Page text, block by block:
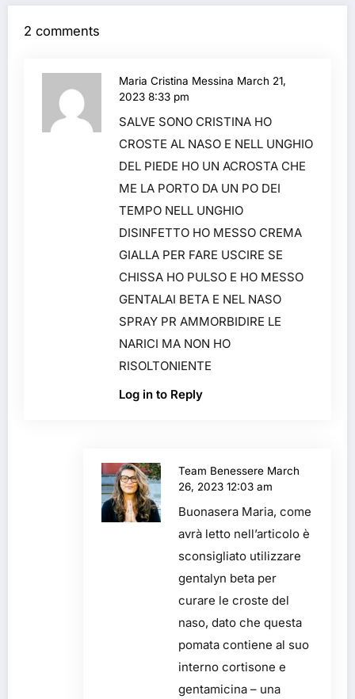
2 comments
Maria Cristina Messina March 21,
2023 8:33 pm
SALVE SONO CRISTINA HO
CROSTE AL NASO E NELL UNGHIO
DEL PIEDE HO UN ACROSTA CHE
ME LA PORTO DA UN PO DEI
TEMPO NELL UNGHIO
DISINFETTO HO MESSO CREMA
GIALLA PER FARE USCIRE SE
CHISSA HO PULSO E HO MESSO
GENTALAI BETA E NEL NASO
SPRAY PR AMMORBIDIRE LE
NARICI MA NON HO
RISOLTONIENTE
Log in to Reply
Team Benessere March
26, 2023 12:03 am
Buonasera Maria, come
avrà letto nell’articolo è
sconsigliato utilizzare
gentalyn beta per
curare le croste del
naso, dato che questa
pomata contiene al suo
interno cortisone e
gentamicina – una